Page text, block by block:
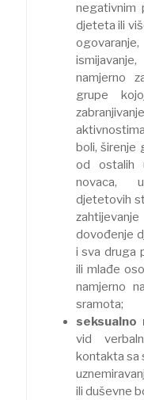
negativnim
djeteta ili
namjerno
grupe
boli, širenje
od ostalih
novaca,
djetetovih
dovođenje
i sva druga
ili mlađe
namjerno
sramota;
seksualno
vid
kontakta sa
ili duševne